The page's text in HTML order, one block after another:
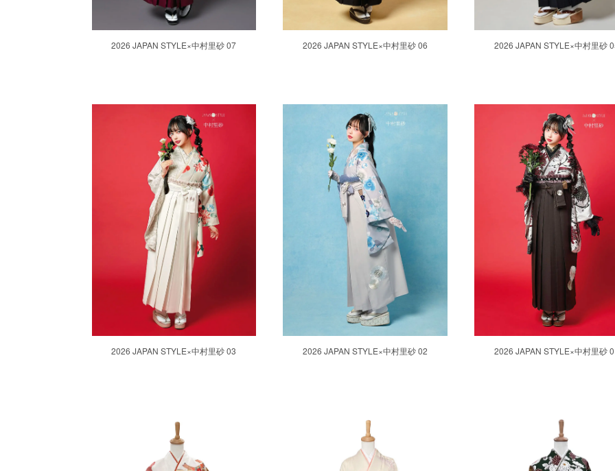
2026 JAPAN STYLE×中村里砂 07 2026 JAPAN STYLE×中村里砂 06 2026 JAPAN STYLE×中村里砂
2026 JAPAN STYLE×中村里砂 03 2026 JAPAN STYLE×中村里砂 02 2026 JAPAN STYLE×中村里砂